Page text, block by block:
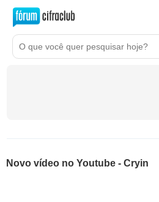
Novo vídeo no Youtube - Cryin